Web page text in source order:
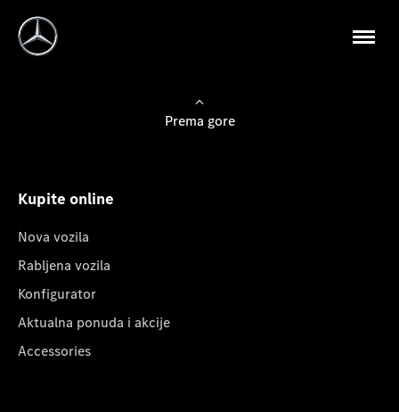
Prema gore
Kupite online
Nova vozila
Rabljena vozila
Konfigurator
Aktualna ponuda i akcije
Accessories